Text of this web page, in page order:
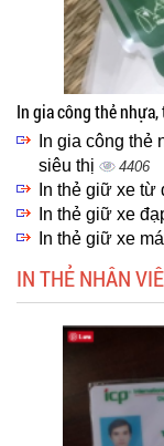
In gia công thẻ
In gia công thẻ
siêu thị
4406
In thẻ giữ xe từ
In thẻ giữ xe
In thẻ giữ xe
IN THẺ NHÂN